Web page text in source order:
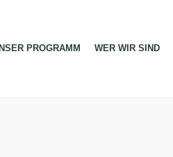
PROGRAMM WER WIR SIND